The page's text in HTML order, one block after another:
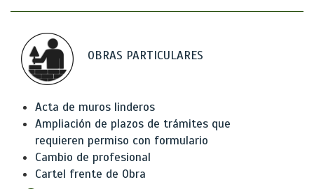
OBRAS PARTICULARES
Acta de muros linderos
Ampliación de plazos de trámites que
requieren permiso con formulario
Cambio de profesional
Cartel frente de Obra